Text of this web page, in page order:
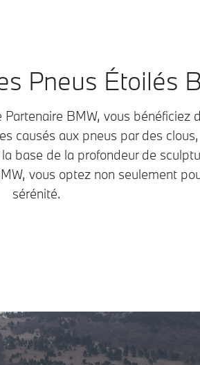
Pneus Étoilés
BMW, vous bénéficiez
causés aux pneus par des
base de la profondeur de
vous optez non seulement
sérénité.